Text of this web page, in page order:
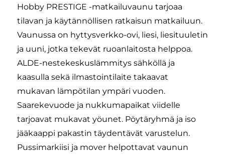
Hobby PRESTIGE -matkailuvaunu tarjoaa
tilavan ja käytännöllisen ratkaisun matkailuun.
Vaunussa on hyttysverkko-ovi, liesi, liesituuletin
ja uuni, jotka tekevät ruoanlaitosta helppoa.
ALDE-nestekeskuslämmitys sähköllä ja
kaasulla sekä ilmastointilaite takaavat
mukavan lämpötilan ympäri vuoden.
Saarekevuode ja nukkumapaikat viidelle
tarjoavat mukavat yöunet. Pöytäryhmä ja iso
jääkaappi pakastin täydentävät varustelun.
Pussimarkiisi ja mover helpottavat vaunun